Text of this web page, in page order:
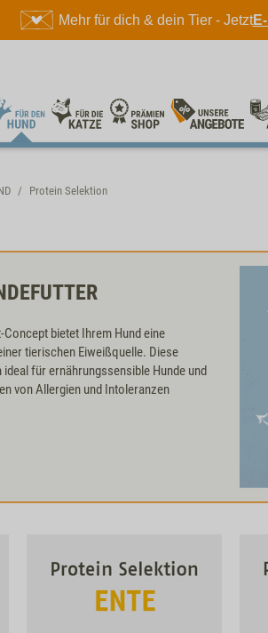
Mehr für dich & dein Tier - Jetzt
Protein Selektion
bietet Ihrem Hund eine
tierischen Eiweißquelle. Diese
für ernährungssensible Hunde und
von Allergien und Intoleranzen